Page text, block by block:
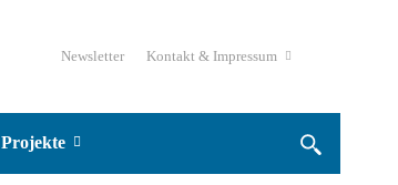
Newsletter Kontakt & Impressum
Projekte